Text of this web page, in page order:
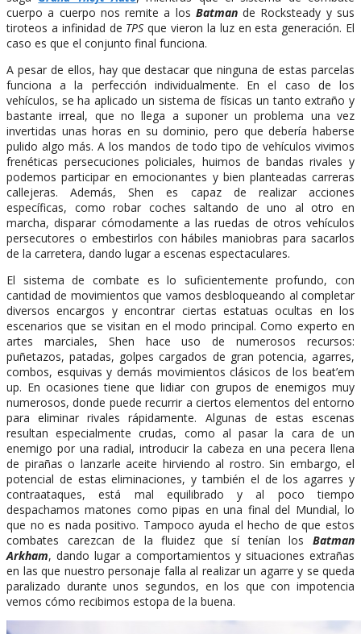
cuerpo a cuerpo nos remite a los Batmande Rocksteady y sus
tiroteos a infinidad de TPS que vieron la luz en esta generación. El
caso es que el conjunto final funciona.
A pesar de ellos, hay que destacar que ninguna de estas parcelas
funciona a la perfección individualmente. En el caso de los
vehículos, se ha aplicado un sistema de físicas un tanto extraño y
bastante irreal, que no llega a suponer un problema una vez
invertidas unas horas en su dominio, pero que debería haberse
pulido algo más. A los mandos de todo tipo de vehículos vivimos
frenéticas persecuciones policiales, huimos de bandas rivales y
podemos participar en emocionantes y bien planteadas carreras
callejeras. Además, Shen es capaz de realizar acciones
específicas, como robar coches saltando de uno al otro en
marcha, disparar cómodamente a las ruedas de otros vehículos
persecutores o embestirlos con hábiles maniobras para sacarlos
de la carretera, dando lugar a escenas espectaculares.
El sistema de combate es lo suficientemente profundo, con
cantidad de movimientos que vamos desbloqueando al completar
diversos encargos y encontrar ciertas estatuas ocultas en los
escenarios que se visitan en el modo principal. Como experto en
artes marciales, Shen hace uso de numerosos recursos:
puñetazos, patadas, golpes cargados de gran potencia, agarres,
combos, esquivas y demás movimientos clásicos de los beat’em
up. En ocasiones tiene que lidiar con grupos de enemigos muy
numerosos, donde puede recurrir a ciertos elementos del entorno
para eliminar rivales rápidamente. Algunas de estas escenas
resultan especialmente crudas, como al pasar la cara de un
enemigo por una radial, introducir la cabeza en una pecera llena
de pirañas o lanzarle aceite hirviendo al rostro. Sin embargo, el
potencial de estas eliminaciones, y también el de los agarres y
contraataques, está mal equilibrado y al poco tiempo
despachamos matones como pipas en una final del Mundial, lo
que no es nada positivo. Tampoco ayuda el hecho de que estos
combates carezcan de la fluidez que sí tenían los Batman
Arkham, dando lugar a comportamientos y situaciones extrañas
en las que nuestro personaje falla al realizar un agarre y se queda
paralizado durante unos segundos, en los que con impotencia
vemos cómo recibimos estopa de la buena.